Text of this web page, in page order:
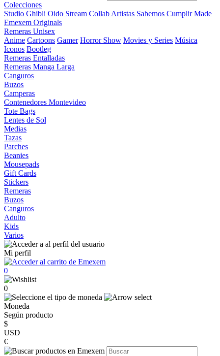
Colecciones
Studio Ghibli Oido Stream Collab Artistas Sabemos Cumplir Made
Emexem Originals
Remeras Unisex
Anime Cartoons Gamer Horror Show Movies y Series Música
Iconos Bootleg
Remeras Entalladas
Remeras Manga Larga
Canguros
Buzos
Camperas
Contenedores Montevideo
Tote Bags
Lentes de Sol
Medias
Tazas
Parches
Beanies
Mousepads
Gift Cards
Stickers
Remeras
Buzos
Canguros
Adulto
Kids
Varios
Mi perfil
0
0
Moneda
Según producto
$
USD
€